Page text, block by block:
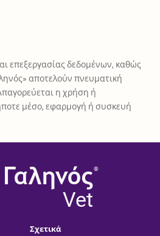
επεξεργασίας δεδομένων, καθώς
αποτελούν πνευματική
η χρήση ή
μέσο, εφαρμογή ή συσκευή
®
Vet
Σχετικά